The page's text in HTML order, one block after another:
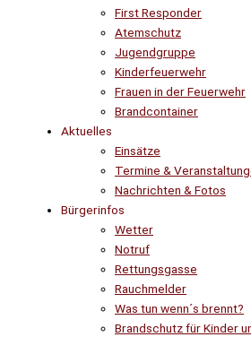
First Responder
Atemschutz
Jugendgruppe
Kinderfeuerwehr
Frauen in der Feuerwehr
Brandcontainer
Aktuelles
Einsätze
Termine &
Nachrichten & Fotos
Bürgerinfos
Wetter
Notruf
Rettungsgasse
Rauchmelder
Was tun wenn´s brennt?
Brandschutz für Kinder